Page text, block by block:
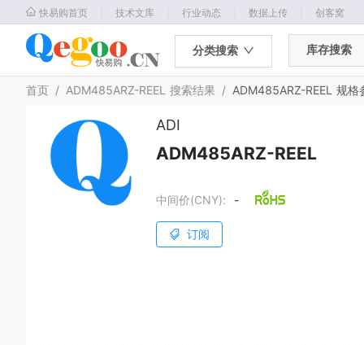
快易购首页 技术文库 行业动态 数据上传 创客窝
分类搜索 库存搜索
首页 / ADM485ARZ-REEL 搜索结果 / ADM485ARZ-REEL 规格
ADI
ADM485ARZ-REEL
中间价(CNY): -
订阅